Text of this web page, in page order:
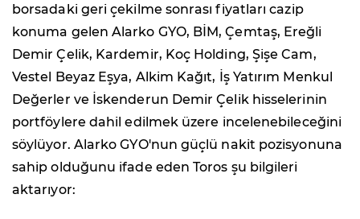
borsadaki geri çekilme sonrası fiyatları cazip
konuma gelen Alarko GYO, BİM, Çemtaş, Ereğli
Demir Çelik, Kardemir, Koç Holding, Şişe Cam,
Vestel Beyaz Eşya, Alkim Kağıt, İş Yatırım Menkul
Değerler ve İskenderun Demir Çelik hisselerinin
portföylere dahil edilmek üzere incelenebileceğini
söylüyor. Alarko GYO'nun güçlü nakit pozisyonuna
sahip olduğunu ifade eden Toros şu bilgileri
aktarıyor: